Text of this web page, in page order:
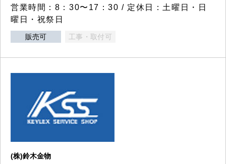
営業時間：8：30〜17：30 / 定休日：土曜日・日
曜日・祝祭日
販売可 工事・取付可
(株)鈴木金物